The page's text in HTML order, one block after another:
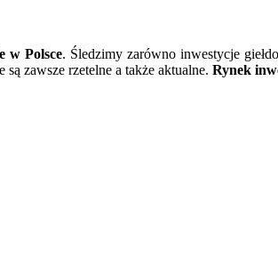
w Polsce. Śledzimy zarówno inwestycje
zawsze rzetelne a także aktualne. Rynek